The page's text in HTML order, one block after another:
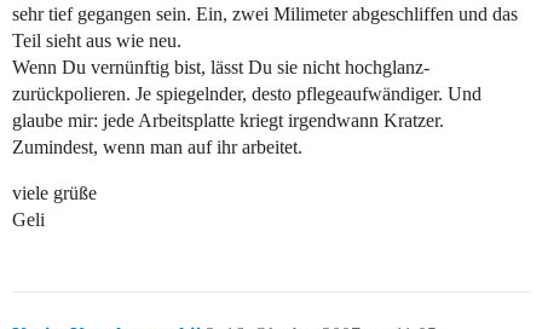
sehr tief gegangen sein. Ein, zwei Milimeter abgeschliffen und das
Teil sieht aus wie neu.
Wenn Du vernünftig bist, lässt Du sie nicht hochglanz-
zurückpolieren. Je spiegelnder, desto pflegeaufwändiger. Und
glaube mir: jede Arbeitsplatte kriegt irgendwann Kratzer.
Zumindest, wenn man auf ihr arbeitet.
viele grüße
Geli